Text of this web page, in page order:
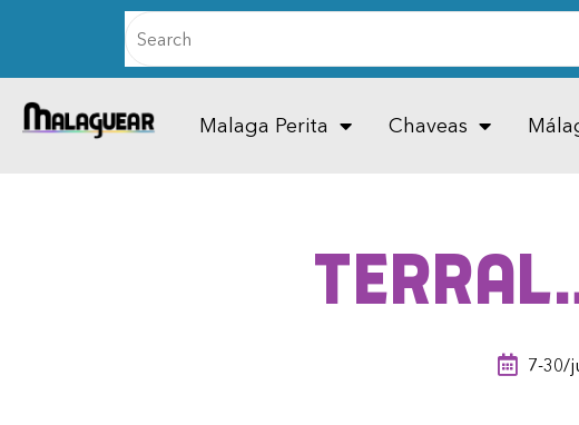
Malaga Perita Chaveas
7-30/